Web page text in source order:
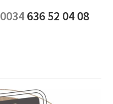
0034636 52 04 08